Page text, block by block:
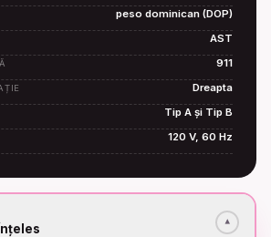
peso dominican (DOP)
AST
911
Dreapta
Tip A și Tip B
120 V, 60 Hz
▾